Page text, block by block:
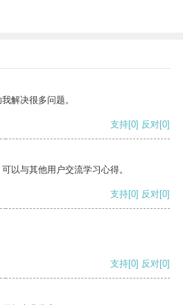
解决很多问题。
支持[0] 反对[0]
以与其他用户交流学习心得。
支持[0] 反对[0]
支持[0] 反对[0]